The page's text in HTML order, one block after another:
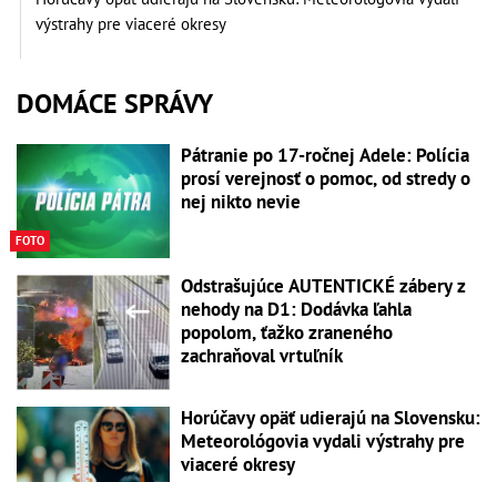
výstrahy pre viaceré okresy
DOMÁCE SPRÁVY
FOTO
Pátranie po 17-ročnej Adele: Polícia
prosí verejnosť o pomoc, od stredy o
nej nikto nevie
Odstrašujúce AUTENTICKÉ zábery z
nehody na D1: Dodávka ľahla
popolom, ťažko zraneného
zachraňoval vrtuľník
Horúčavy opäť udierajú na Slovensku:
Meteorológovia vydali výstrahy pre
viaceré okresy